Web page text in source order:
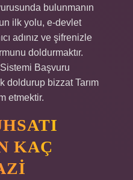
bulunmanın
ilk yolu, e-devlet
adınız ve şifrenizle
doldurmaktır.
Başvuru
doldurup bizzat Tarım
etmektir.
KAÇ